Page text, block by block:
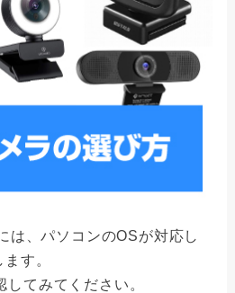
は、パソコンのOSが対応し
す。
てみてください。